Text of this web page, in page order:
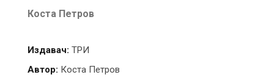
Коста Петров
Издавач: ТРИ
Автор: Коста Петров